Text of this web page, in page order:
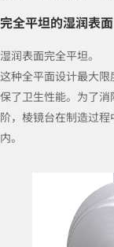
完全平坦的湿润表面
湿润表面完全平坦。
这种全平面设计最大
保了卫生性能。为了
阶，棱镜台在制造过
内。